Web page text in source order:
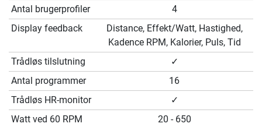
Antal brugerprofiler
4
Display feedback
Distance, Effekt/Watt, Hastighed,
Kadence RPM, Kalorier, Puls, Tid
Trådløs tilslutning
✓
Antal programmer
16
Trådløs HR-monitor
✓
Watt ved 60 RPM
20 - 650